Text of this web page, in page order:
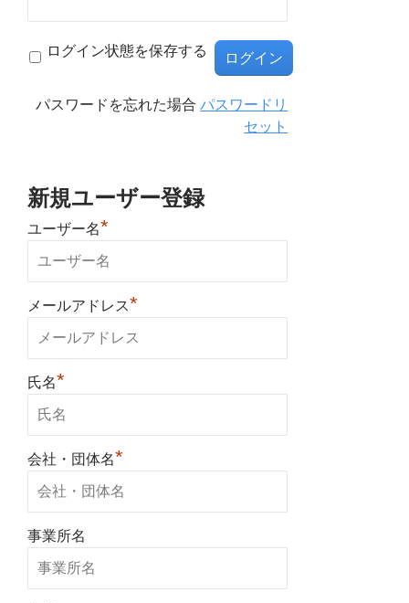
ログイン状態を保存する
パスワードを忘れた場合パスワードリ
セット
新規ユーザー登録
ユーザー名*
メールアドレス*
氏名*
会社・団体名*
事業所名